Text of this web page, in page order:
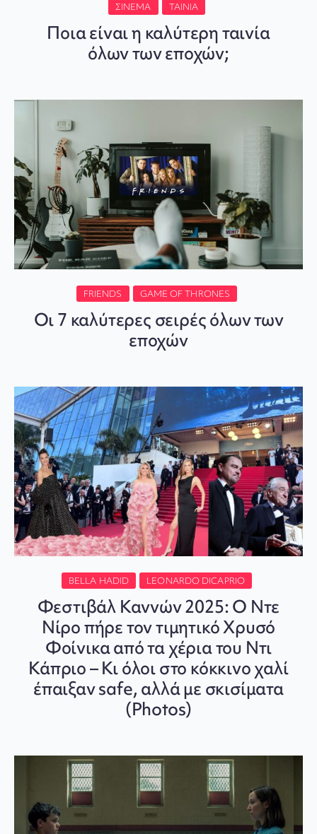
ΣΙΝΕΜΆ ΤΑΙΝΊΑ
Ποια είναι η καλύτερη ταινία
όλων των εποχών;
FRIENDS GAME OF THRONES
Οι 7 καλύτερες σειρές όλων των
εποχών
BELLA HADID LEONARDO DICAPRIO
Φεστιβάλ Καννών 2025: Ο Ντε
Νίρο πήρε τον τιμητικό Χρυσό
Φοίνικα από τα χέρια του Ντι
Κάπριο – Κι όλοι στο κόκκινο χαλί
έπαιξαν safe, αλλά με σκισίματα
(Photos)